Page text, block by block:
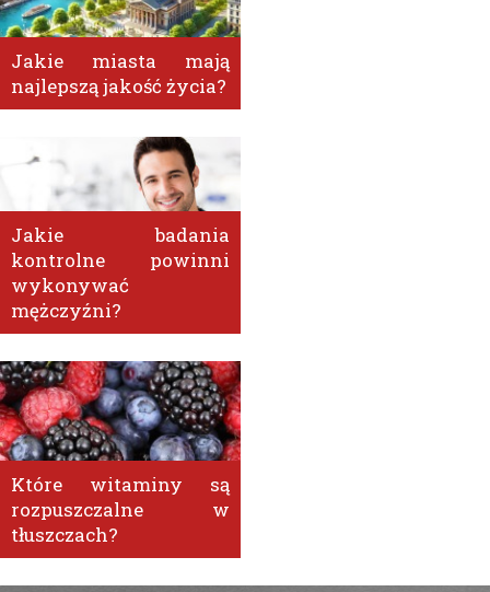
Jakie miasta mają
najlepszą jakość życia?
Jakie badania
kontrolne powinni
wykonywać
mężczyźni?
Które witaminy są
rozpuszczalne w
tłuszczach?